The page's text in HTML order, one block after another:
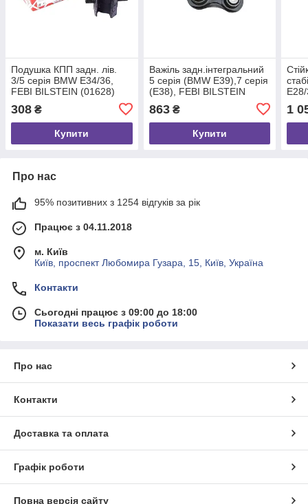
Подушка КПП задн. лів.
3/5 серія BMW E34/36,
FEBI BILSTEIN (01628)
308 ₴
Купити
Важіль задн.інтегральний
5 серія (BMW E39),7 серія
(E38), FEBI BILSTEIN
863₴
Купити
1
Про нас
95% позитивних з 1254 відгуків за рік
Працює з 04.11.2018
м. Київ
Київ, проспект Любомира Гузара, 15, Київ, Україна
Контакти
Сьогодні працює з 09:00 до 18:00
Показати весь графік роботи
Про нас
Контакти
Доставка та оплата
Графік роботи
Повна версія сайту